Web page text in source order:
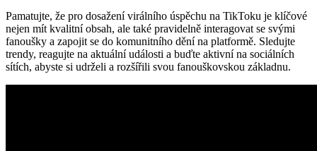
Pamatujte, že pro dosažení virálního úspěchu na TikToku je klíčové
nejen mít kvalitní obsah, ale také pravidelně interagovat se svými
fanoušky a zapojit se do komunitního dění na platformě. Sledujte
trendy, reagujte na aktuální události a buďte aktivní na sociálních
sítích, abyste si udrželi a rozšířili svou fanouškovskou základnu.